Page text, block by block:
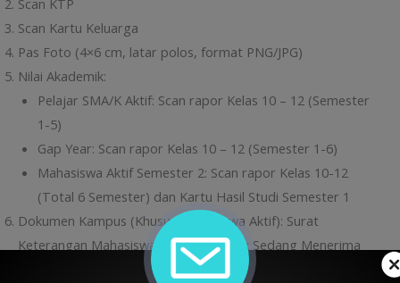
Scan KTP
Scan Kartu Keluarga
Pas Foto (4×6 cm, latar polos, format PNG/JPG)
Nilai Akademik:
Pelajar SMA/K Aktif: Scan rapor Kelas 10 – 12 (Semester
1-5)
Gap Year: Scan rapor Kelas 10 – 12 (Semester 1-6)
Mahasiswa Aktif Semester 2: Scan rapor Kelas 10-12
(Total 6 Semester) dan Kartu Hasil Studi Semester 1
Dokumen Kampus (Khusus Mahasiswa Aktif): Surat
Keterangan Mahasiswa Aktif dan Tidak Sedang Menerima
Beasiswa. Format surat dapat diunduh disini: